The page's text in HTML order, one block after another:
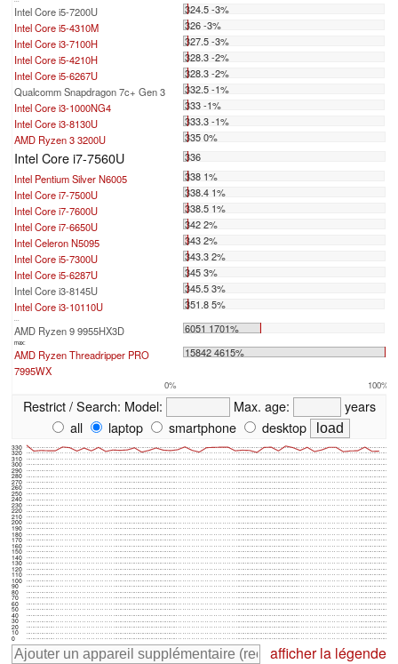
Intel Core i5-7200U
324.5 -3%
Intel Core i5-4310M
326 -3%
Intel Core i3-7100H
327.5 -3%
Intel Core i5-4210H
328.3 -2%
Intel Core i5-6267U
328.3 -2%
Qualcomm Snapdragon 7c+ Gen 3
332.5 -1%
Intel Core i3-1000NG4
333 -1%
Intel Core i3-8130U
333.3 -1%
AMD Ryzen 3 3200U
335 0%
Intel Core i7-7560U
336
Intel Pentium Silver N6005
338 1%
Intel Core i7-7500U
338.4 1%
Intel Core i7-7600U
338.5 1%
Intel Core i7-6650U
342 2%
Intel Celeron N5095
343 2%
Intel Core i5-7300U
343.3 2%
Intel Core i5-6287U
345 3%
Intel Core i3-8145U
345.5 3%
Intel Core i3-10110U
351.8 5%
AMD Ryzen 9 9955HX3D 6051 1701%
max:
AMD Ryzen Threadripper PRO
7995WX
15842 4615%
0% 100%
Restrict / Search: Model: Max. age:
years
all
laptop smartphone desktop
0
10
20
30
40
50
60
70
80
90
100
110
120
130
140
150
160
170
180
190
200
210
220
230
240
250
260
270
280
290
300
310
320
330
afficher la légende